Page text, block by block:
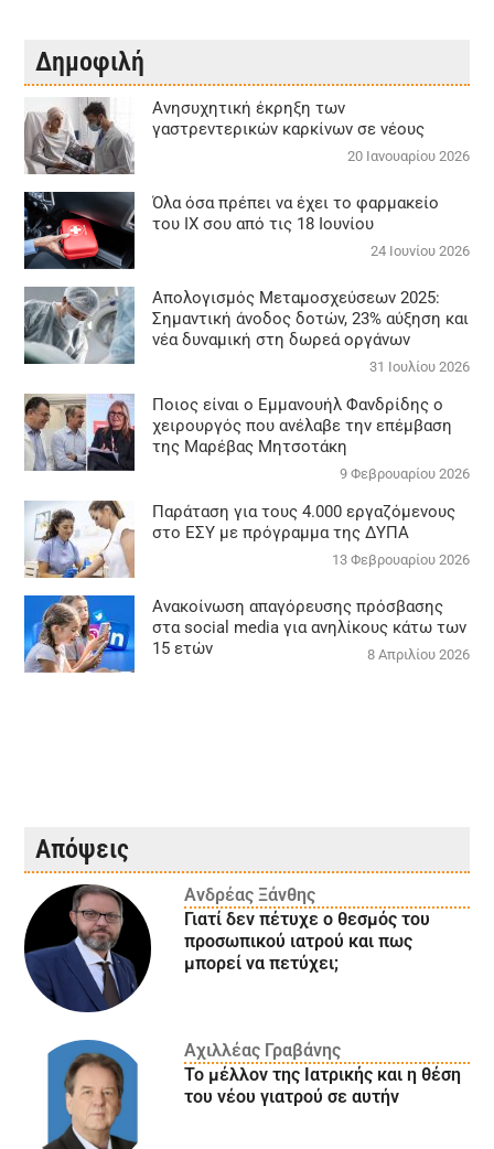
Δημοφιλή
Aνησυχητική έκρηξη των
γαστρεντερικών καρκίνων σε νέους
20 Ιανουαρίου 2026
Όλα όσα πρέπει να έχει το φαρμακείο
του ΙΧ σου από τις 18 Ιουνίου
24 Ιουνίου 2026
Απολογισμός Μεταμοσχεύσεων 2025:
Σημαντική άνοδος δοτών, 23% αύξηση και
νέα δυναμική στη δωρεά οργάνων
31 Ιουλίου 2026
Ποιος είναι ο Εμμανουήλ Φανδρίδης ο
χειρουργός που ανέλαβε την επέμβαση
της Μαρέβας Μητσοτάκη
9 Φεβρουαρίου 2026
Παράταση για τους 4.000 εργαζόμενους
στο ΕΣΥ με πρόγραμμα της ΔΥΠΑ
13 Φεβρουαρίου 2026
Ανακοίνωση απαγόρευσης πρόσβασης
στα social media για ανηλίκους κάτω των
15 ετών
8 Απριλίου 2026
Απόψεις
Ανδρέας Ξάνθης
Γιατί δεν πέτυχε ο θεσμός του
προσωπικού ιατρού και πως
μπορεί να πετύχει;
Αχιλλέας Γραβάνης
Το μέλλον της Ιατρικής και η θέση
του νέου γιατρού σε αυτήν